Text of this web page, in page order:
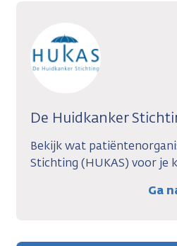
De Huidkanker
Bekijk wat
Stichting (HUKAS) voor je
Ga